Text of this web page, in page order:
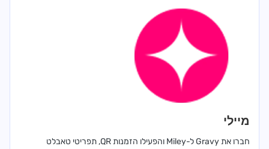
מיילי
חברו את Gravy ל-Miley והפעילו הזמנות QR, תפריטי טאבלט